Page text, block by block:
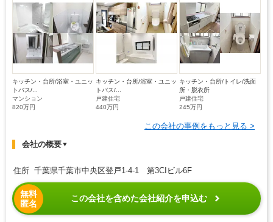
キッチン・台所/浴室・ユニッ
トバス/...
マンション
820万円
キッチン・台所/浴室・ユニッ
トバス/...
戸建住宅
440万円
キッチン・台所/トイレ/洗面
所・脱衣所
戸建住宅
245万円
この会社の事例をもっと見る >
会社の概要▼
住所 千葉県千葉市中央区登戸1-4-1 第3CIビル6F
無料
匿名
この会社を含めた会社紹介を申込む